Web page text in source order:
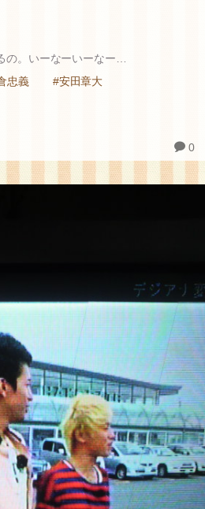
の。いーなーいーなー…
忠義 #安田章大
0